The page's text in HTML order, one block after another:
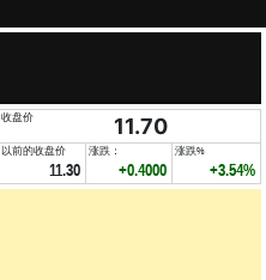
收盘价 11.70
以前的收盘价
11.30
涨跌：
+0.4000
涨跌%
+3.54%